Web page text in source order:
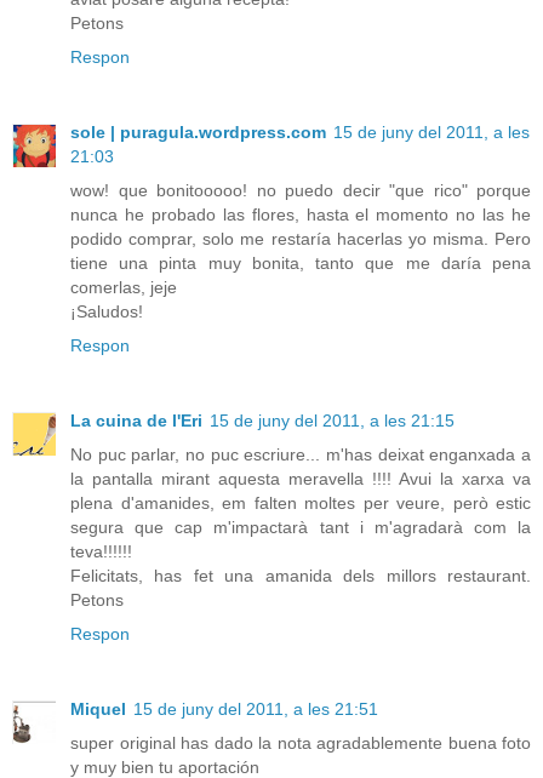
Petons
Respon
sole | puragula.wordpress.com 15 de juny del 2011, a les
21:03
wow! que bonitooooo! no puedo decir "que rico" porque
nunca he probado las flores, hasta el momento no las he
podido comprar, solo me restaría hacerlas yo misma. Pero
tiene una pinta muy bonita, tanto que me daría pena
comerlas, jeje
¡Saludos!
Respon
La cuina de l'Eri 15 de juny del 2011, a les 21:15
No puc parlar, no puc escriure... m'has deixat enganxada a
la pantalla mirant aquesta meravella !!!! Avui la xarxa va
plena d'amanides, em falten moltes per veure, però estic
segura que cap m'impactarà tant i m'agradarà com la
teva!!!!!!
Felicitats, has fet una amanida dels millors restaurant.
Petons
Respon
Miquel 15 de juny del 2011, a les 21:51
super original has dado la nota agradablemente buena foto
y muy bien tu aportación